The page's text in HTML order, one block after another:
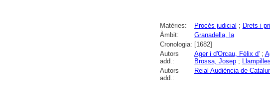
Matèries: Procés judicial ; Drets i
Àmbit:
Granadella, la
Cronologia: [1682]
Autors
add.:
Ager i d'Orcau, Fèlix d';
Brossa, Josep;
Autors
add.:
Reial Audiència de